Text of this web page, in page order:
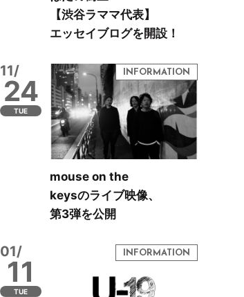
【渋谷ラママ代表】
エッセイブログを開設！
11/
24
TUE
mouse on the
keysのライブ映像、
第3弾を公開
01/
11
TUE